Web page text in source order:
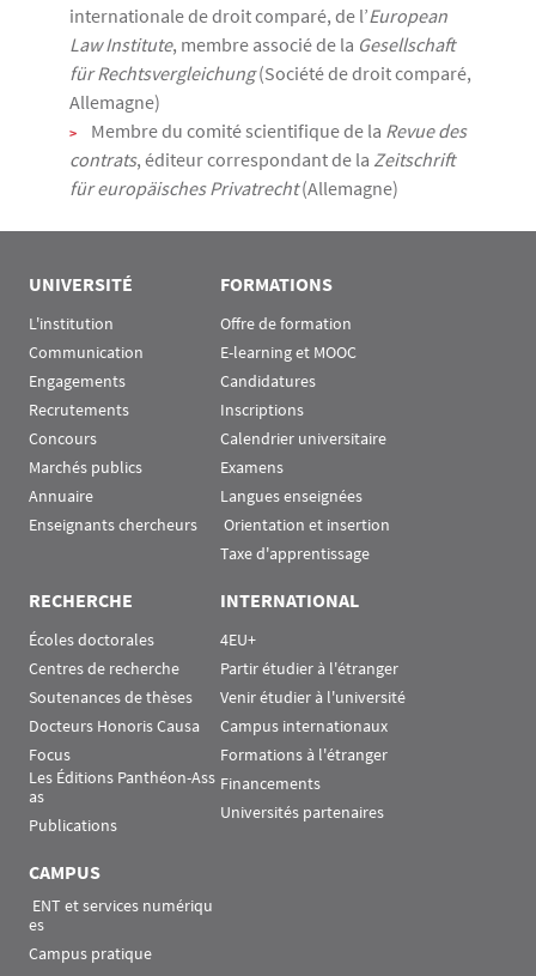
internationale de droit comparé, de l’European
Law Institute, membre associé de la Gesellschaft
für Rechtsvergleichung(Société de droit comparé,
Allemagne)
Membre du comité scientifique de la Revue des
contrats, éditeur correspondant de la Zeitschrift
für europäisches Privatrecht(Allemagne)
UNIVERSITÉ
L'institution
Communication
Engagements
Recrutements
Concours
Marchés publics
Annuaire
Enseignants chercheurs
FORMATIONS
Offre de formation
E-learning et MOOC
Candidatures
Inscriptions
Calendrier universitaire
Examens
Langues enseignées
Orientation et insertion
Taxe d'apprentissage
RECHERCHE
Écoles doctorales
Centres de recherche
Soutenances de thèses
Docteurs Honoris Causa
Focus
Les Éditions Panthéon-Ass
as
Publications
INTERNATIONAL
4EU+
Partir étudier à l'étranger
Venir étudier à l'université
Campus internationaux
Formations à l'étranger
Financements
Universités partenaires
CAMPUS
es
Campus pratique